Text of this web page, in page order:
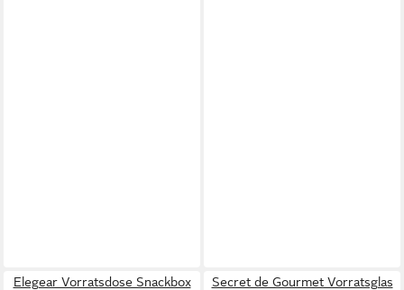
Elegear Vorratsdose Snackbox
Secret de Gourmet Vorratsglas